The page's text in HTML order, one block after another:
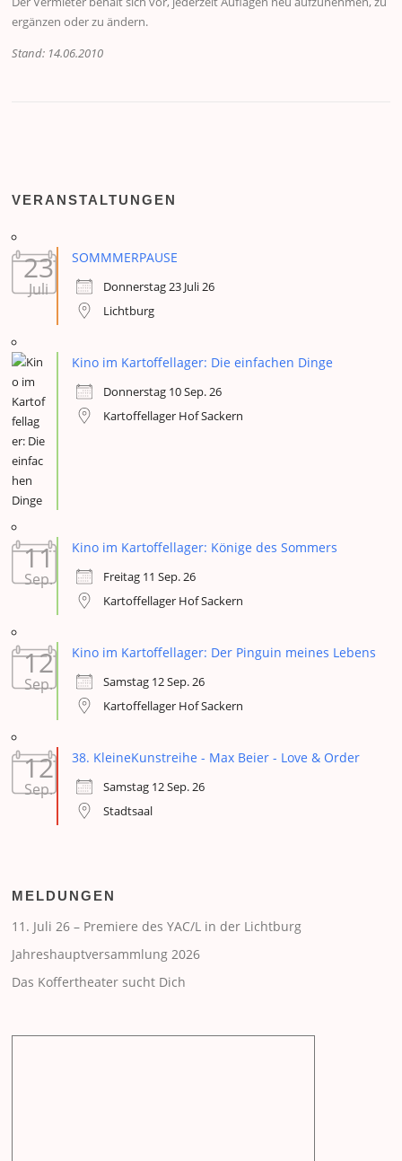
ergänzen oder zu ändern.
Stand: 14.06.2010
VERANSTALTUNGEN
23
Juli
SOMMMERPAUSE
Donnerstag 23 Juli 26
Lichtburg
Kino im Kartoffellager: Die einfachen Dinge
Donnerstag 10 Sep. 26
Kartoffellager Hof Sackern
11
Sep.
Kino im Kartoffellager: Könige des Sommers
Freitag 11 Sep. 26
Kartoffellager Hof Sackern
12
Sep.
Kino im Kartoffellager: Der Pinguin meines Lebens
Samstag 12 Sep. 26
Kartoffellager Hof Sackern
12
Sep.
38. KleineKunstreihe - Max Beier - Love & Order
Samstag 12 Sep. 26
Stadtsaal
MELDUNGEN
11. Juli 26 – Premiere des YAC/L in der Lichtburg
Jahreshauptversammlung 2026
Das Koffertheater sucht Dich